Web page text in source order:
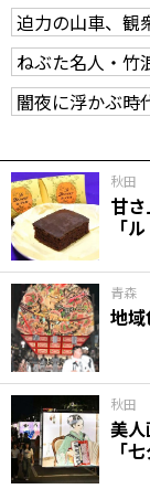
迫力の山車、観
ねぶた名人・竹
闇夜に浮かぶ
秋田
甘
「
青森
地
秋田
美
「